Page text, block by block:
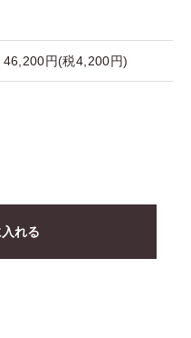
46,200円(税4,200円)
れる